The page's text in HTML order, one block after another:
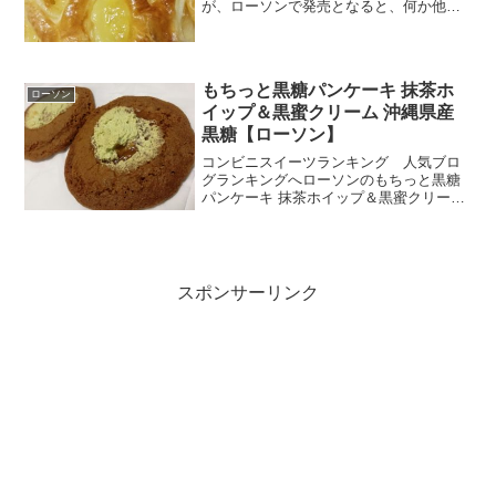
が、ローソンで発売となると、何か他の
まずは評価から【勝手に...
ローソン
もちっと黒糖パンケーキ 抹茶ホ
イップ＆黒蜜クリーム 沖縄県産
黒糖【ローソン】
コンビニスイーツランキング 人気ブロ
グランキングへローソンのもちっと黒糖
パンケーキ 抹茶ホイップ＆黒蜜クリーム
スポンサーリンク